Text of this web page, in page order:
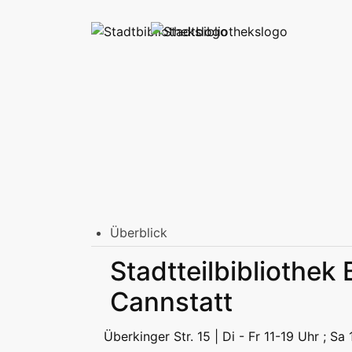
Überblick
Stadtbibliothek am Mailänder Platz
Erwachsene Jugend | Freizeit Kinder |
Stadtteilbibliotheken
Erwachsene Jugend | Freizeit
Podcast
Stadtteilbibliothek
Cannstatt
Überkinger Str. 15 | Di - Fr 11-19 Uhr ; Sa